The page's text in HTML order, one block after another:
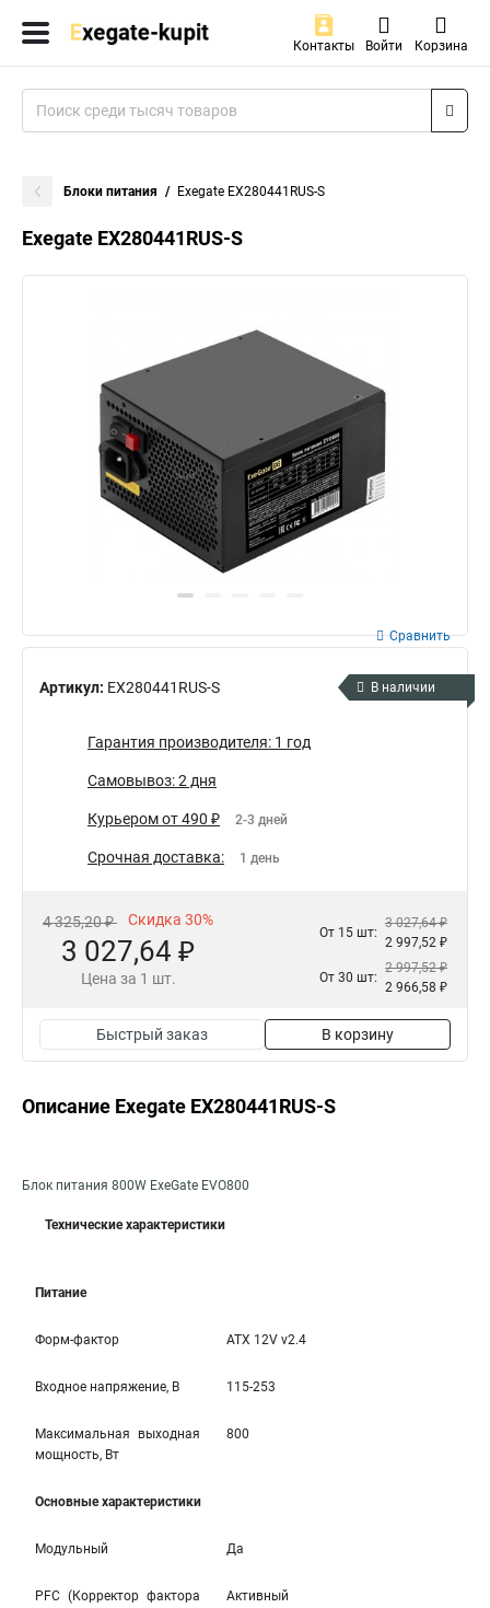
Контакты Войти Корзина
Блоки питания Exegate EX280441RUS-S
Exegate EX280441RUS-S
Артикул: EX280441RUS-S
Сравнить
В наличии
Гарантия производителя: 1 год
Самовывоз: 2 дня
Курьером от 490 ₽ 2-3 дней
Срочная доставка: 1 день
4 325,20 ₽ Скидка 30%
3 027,64 ₽
Цена за 1 шт.
От 15 шт:
3 027,64 ₽
2 997,52 ₽
От 30 шт:
2 997,52 ₽
2 966,58 ₽
Быстрый заказ В корзину
Описание Exegate EX280441RUS-S
Блок питания 800W ExeGate EVO800
Технические характеристики
Питание
Форм-фактор ATX 12V v2.4
Входное напряжение, В 115-253
Максимальная выходная
мощность, Вт
800
Основные характеристики
Модульный Да
PFC (Корректор фактора
Активный